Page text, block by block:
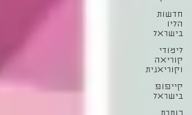
חדשות
הליו
בישראל
לימודי
קוריאה
וקוריאנית
קייפופ
בישראל